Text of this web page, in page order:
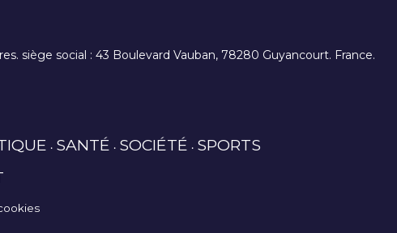
siège social : 43 Boulevard Vauban, 78280 Guyancourt. France.
SANTÉ SOCIÉTÉ SPORTS